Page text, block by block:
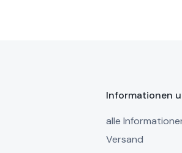
Informationen
alle
Versand